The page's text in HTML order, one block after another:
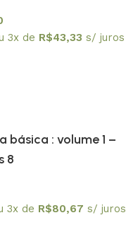
3x de R$43,33 s/ juros
básica : volume 1 –
8
3x de R$80,67 s/ juros